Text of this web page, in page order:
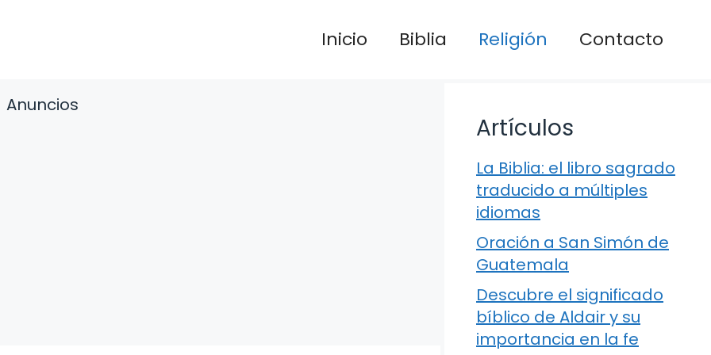
Inicio Biblia Religión Contacto
Anuncios
Artículos
La Biblia: el libro sagrado
traducido a múltiples
idiomas
Oración a San Simón de
Guatemala
Descubre el significado
bíblico de Aldair y su
importancia en la fe